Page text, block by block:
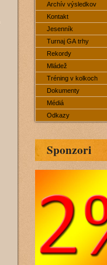
Archív výsledkov
Kontakt
Jesenník
Turnaj GA trhy
Rekordy
Mládež
Tréning v kolkoch
Dokumenty
Médiá
Odkazy
Sponzori